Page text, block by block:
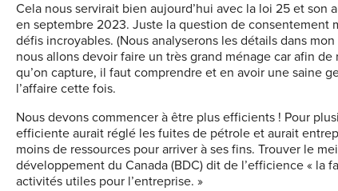
Cela nous servirait bien aujourd’hui avec la loi 25 et
en septembre 2023. Juste la question de consentement
défis incroyables. (Nous analyserons les détails dans
nous allons devoir faire un très grand ménage car afin
qu’on capture, il faut comprendre et en avoir une saine
l’affaire cette fois.
Nous devons commencer à être plus efficients ! Pour
efficiente aurait réglé les fuites de pétrole et aurait
moins de ressources pour arriver à ses fins. Trouver le
développement du Canada (BDC) dit de l’efficience « la
activités utiles pour l’entreprise. »